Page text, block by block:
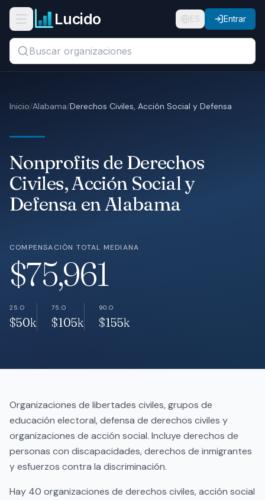
Ir al contenido principal
Abrir menú de navegación
Lucido ES Entrar
Buscar títulos, organizaciones o ubicaciones...
Estados
Sectores
Nosotros
Inicio/Alabama/Derechos Civiles, Acción Social y Defensa
Nonprofits de Derechos
Civiles, Acción Social y
Defensa en Alabama
COMPENSACIÓN TOTAL MEDIANA
$75,961
25.O
$50k
75.O
$105k
90.O
$155k
Organizaciones de libertades civiles, grupos de
educación electoral, defensa de derechos civiles y
organizaciones de acción social. Incluye derechos de
personas con discapacidades, derechos de inmigrantes
y esfuerzos contra la discriminación.
Hay 40 organizaciones de derechos civiles, acción social